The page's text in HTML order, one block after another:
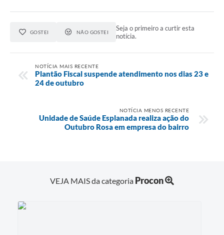
GOSTEI NÃO GOSTEI
Seja o primeiro a curtir esta
notícia.
NOTÍCIA MAIS RECENTE
Plantão Fiscal suspende atendimento nos dias 23 e
24 de outubro
NOTÍCIA MENOS RECENTE
Unidade de Saúde Esplanada realiza ação do
Outubro Rosa em empresa do bairro
VEJA MAIS da categoria Procon